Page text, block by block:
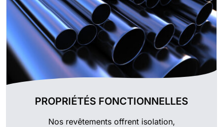
PROPRIÉTÉS FONCTIONNELLES
Nos revêtements offrent isolation,